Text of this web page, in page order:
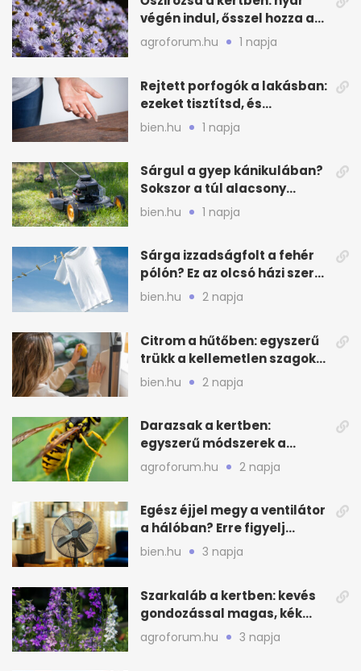
végén indul, ősszel hozza a
színét
agroforum.hu 1 napja
Rejtett porfogók a lakásban:
ezeket tisztítsd, és
ritkábban porolhatsz
bien.hu 1 napja
Sárgul a gyep kánikulában?
Sokszor a túl alacsony
fűnyírás a gond
bien.hu 1 napja
Sárga izzadságfolt a fehér
pólón? Ez az olcsó házi szer
beválhat
bien.hu 2 napja
Citrom a hűtőben: egyszerű
trükk a kellemetlen szagok
ellen
bien.hu 2 napja
Darazsak a kertben:
egyszerű módszerek a
távoltartásukra nyáron
agroforum.hu 2 napja
Egész éjjel megy a ventilátor
a hálóban? Erre figyelj
alvásnál nyáron
bien.hu 3 napja
Szarkaláb a kertben: kevés
gondozással magas, kék
virágfalat ad
agroforum.hu 3 napja